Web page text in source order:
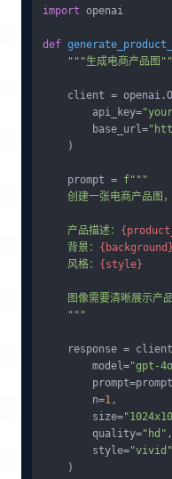
import openai
def
"""生成电商产品图
client =
        api_key=
        base_url=
    )
    prompt =
f"""
创建一张电商产品图
    产品描述：
    背景：
{background}
    风格：
{style}
图像需要清晰展示产
    """
response =
        model=
"gpt-
        n=
1,
        size=
        quality=
"hd" ,
        style=
"vivid"
    )